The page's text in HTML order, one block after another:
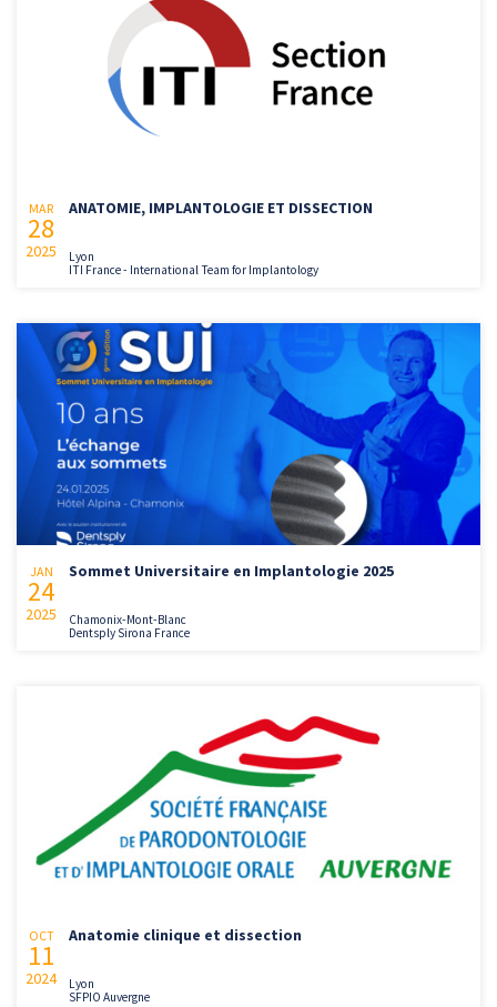
MAR
28
2025
ANATOMIE, IMPLANTOLOGIE ET DISSECTION
Lyon
ITI France - International Team for Implantology
JAN
24
2025
Sommet Universitaire en Implantologie 2025
Chamonix-Mont-Blanc
Dentsply Sirona France
OCT
11
2024
Anatomie clinique et dissection
Lyon
SFPIO Auvergne